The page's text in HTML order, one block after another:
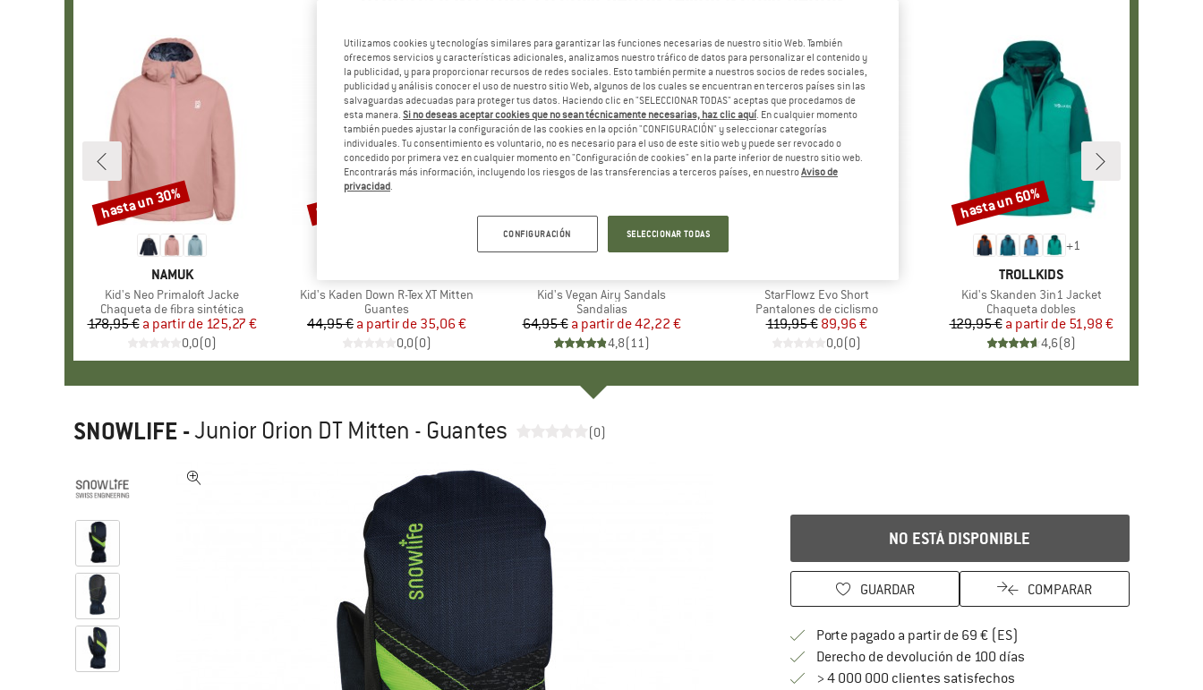
MARCA
NAMUK
Artículo
Kid's Neo Primaloft Jacke
Product group
Chaqueta de fibra sintética
Precio
178,95 € Precio reducido
a partir de 125,27 €
0,0(0)
Descuento
hasta un 30%
Artículo
Kid's Kaden Down R-Tex XT Mitten
Product group
Guantes
Precio
44,95 € Precio reducido
a partir de 35,06 €
0,0(0)
Descuento
hasta un 22%
Artículo
Kid's Vegan Airy Sandals
Product group
Sandalias
Precio
64,95 € Precio reducido
a partir de42,22 €
4,8(11)
Artículo
StarFlowz Evo Short
Product group
Pantalones de ciclismo
Precio
119,95 €Precio reducido
89,96 €
0,0(0)
+1
MARCA
TROLLKIDS
Artículo
Kid's Skanden 3in1 Jacket
Product group
Chaqueta dobles
Precio
129,95 € Precio reducido
a partir de 51,98 €
4,6(8)
Descuento
hasta un 60%
SNOWLIFE -Junior Orion DT Mitten - Guantes (0)
NO ESTÁ DISPONIBLE
GUARDAR COMPARAR
Porte pagado a partir de 69 € (ES)
Derecho de devolución de 100 díasvaya a la política de
> 4 000 000 clientes satisfechos
Utilizamos cookies y tecnologías similares para garantizar las funciones necesarias de nuestro sitio Web. También
ofrecemos servicios y características adicionales, analizamos nuestro tráfico de datos para personalizar el contenido y
la publicidad, y para proporcionar recursos de redes sociales. Esto también permite a nuestros socios de redes sociales,
publicidad y análisis conocer el uso de nuestro sitio Web, algunos de los cuales se encuentran en terceros países sin las
salvaguardas adecuadas para proteger tus datos. Haciendo clic en "SELECCIONAR TODAS" aceptas que procedamos de
esta manera. Si no deseas aceptar cookies que no sean técnicamente necesarias, haz clic aquí. En cualquier momento
también puedes ajustar la configuración de las cookies en la opción "CONFIGURACIÓN" y seleccionar categorías
individuales. Tu consentimiento es voluntario, no es necesario para el uso de este sitio web y puede ser revocado o
concedido por primera vez en cualquier momento en "Configuración de cookies" en la parte inferior de nuestro sitio web.
Encontrarás más información, incluyendo los riesgos de las transferencias a terceros países, en nuestroAviso de
privacidad.
CONFIGURACIÓN SELECCIONAR TODAS